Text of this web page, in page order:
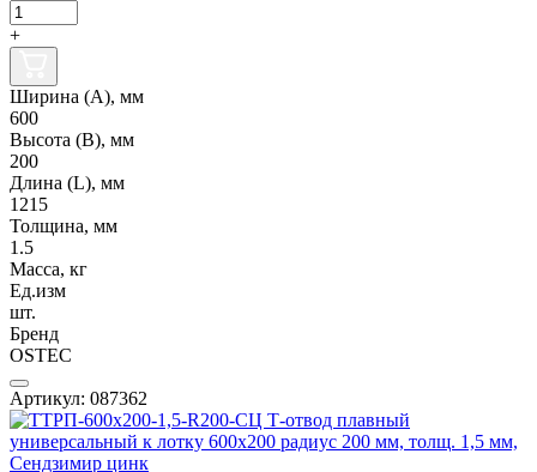
+
Ширина (А), мм
600
Высота (В), мм
200
Длина (L), мм
1215
Толщина, мм
1.5
Масса, кг
Ед.изм
шт.
Бренд
OSTEC
Артикул: 087362